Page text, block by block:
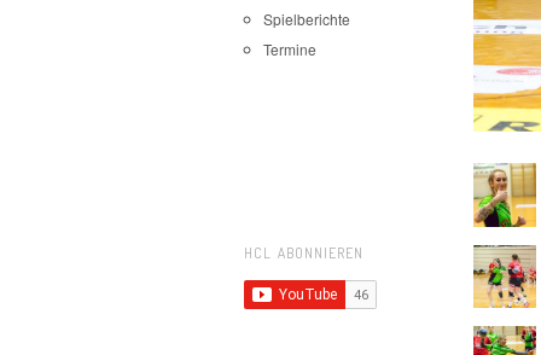
Spielberichte
Termine
HCL ABONNIEREN